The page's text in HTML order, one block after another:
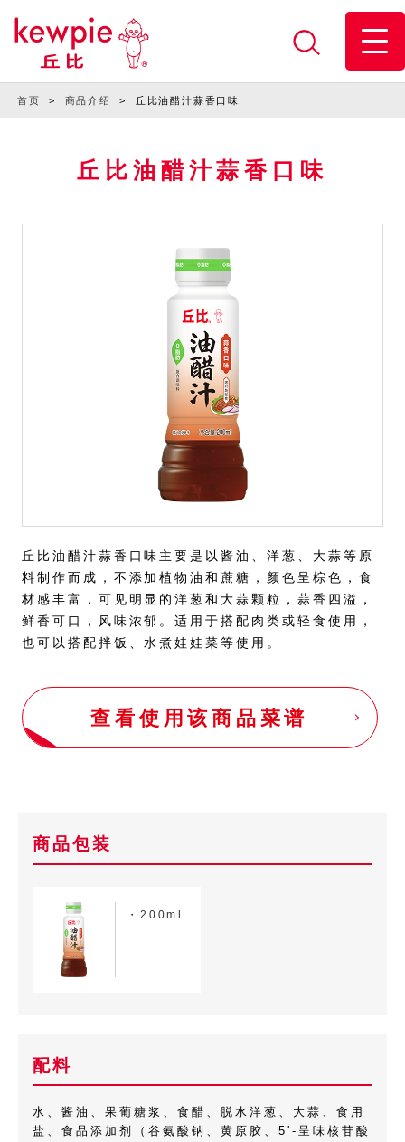
首页 > 商品介绍 > 丘比油醋汁蒜香口味
丘比油醋汁蒜香口味
丘比油醋汁蒜香口味主要是以酱油、洋葱、大蒜等原
料制作而成，不添加植物油和蔗糖，颜色呈棕色，食
材感丰富，可见明显的洋葱和大蒜颗粒，蒜香四溢，
鲜香可口，风味浓郁。适用于搭配肉类或轻食使用，
也可以搭配拌饭、水煮娃娃菜等使用。
查看使用该商品菜谱
商品包装
・200ml
配料
水、酱油、果葡糖浆、食醋、脱水洋葱、大蒜、食用
盐、食品添加剂（谷氨酸钠、黄原胶、5'-呈味核苷酸